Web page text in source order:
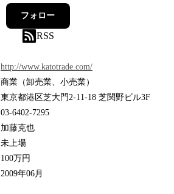
フォロー
RSS
http://www.katotrade.com/
商業（卸売業、小売業）
東京都港区芝大門2-11-18 芝関野ビル3F
03-6402-7295
加藤克也
未上場
100万円
2009年06月